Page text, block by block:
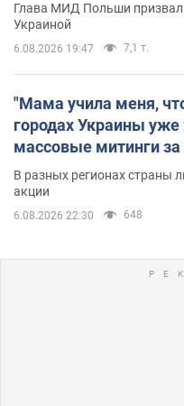
Глава МИД Польши призвал
Украиной
6.08.2026 19:47 7,1 т.
"Мама учила меня,
городах Украины уже
массовые митинги
Фото и видео
В разных регионах страны
акции
6.08.2026 22:30 648